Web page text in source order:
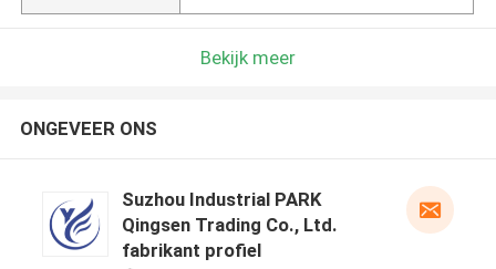
Bekijk meer
ONGEVEER ONS
Suzhou Industrial PARK
Qingsen Trading Co., Ltd.
fabrikant profiel